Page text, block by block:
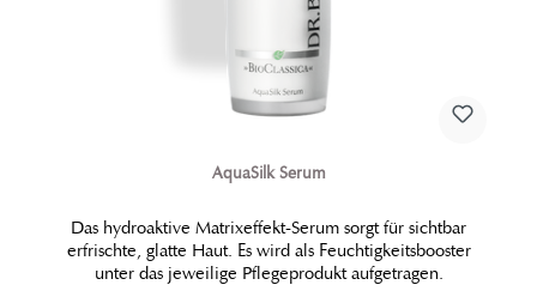
AquaSilk Serum
Das hydroaktive Matrixeffekt-Serum sorgt für sichtbar
erfrischte, glatte Haut. Es wird als Feuchtigkeitsbooster
unter das jeweilige Pflegeprodukt aufgetragen.